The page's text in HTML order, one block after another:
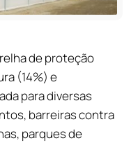
de proteção
(14%) e
para diversas
barreiras contra
parques de